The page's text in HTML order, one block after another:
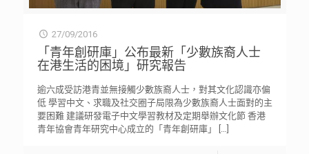
27/09/2016
「青年創研庫」公布最新「少數族裔人士
在港生活的困境」研究報告
逾六成受訪港青並無接觸少數族裔人士，對其文化認識亦偏
低 學習中文、求職及社交圈子局限為少數族裔人士面對的主
要困難 建議研發電子中文學習教材及定期舉辦文化節 香港
青年協會青年研究中心成立的「青年創研庫」
[…]